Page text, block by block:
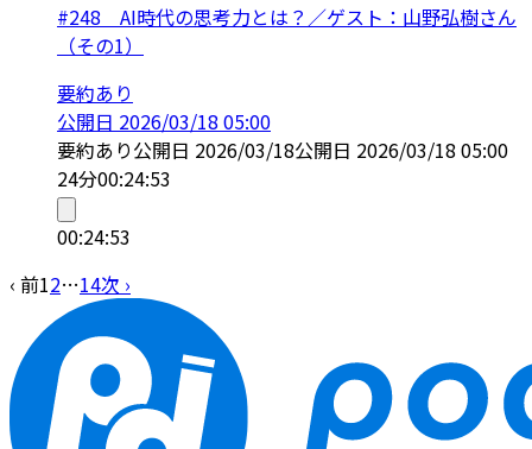
#248 AI時代の思考力とは？／ゲスト：山野弘樹さん
（その1）
要約あり
公開日 2026/03/18 05:00
要約あり公開日 2026/03/18公開日 2026/03/18 05:00
24分00:24:53
00:24:53
‹ 前12…14次 ›